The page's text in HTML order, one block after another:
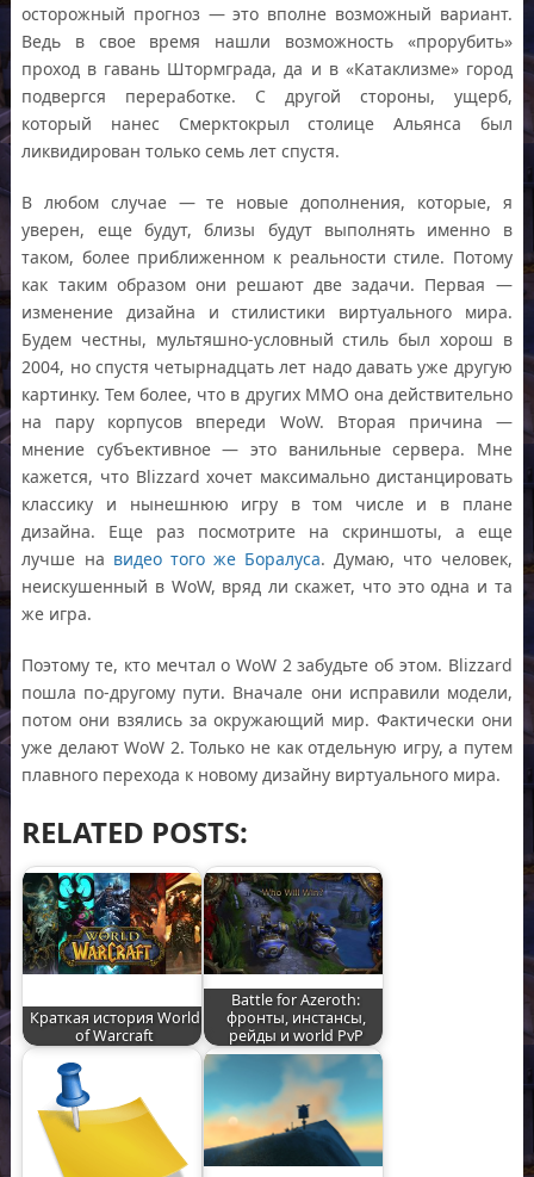
осторожный прогноз — это вполне возможный вариант.
Ведь в свое время нашли возможность «прорубить»
проход в гавань Штормграда, да и в «Катаклизме» город
подвергся переработке. С другой стороны, ущерб,
который нанес Смерктокрыл столице Альянса был
ликвидирован только семь лет спустя.
В любом случае — те новые дополнения, которые, я
уверен, еще будут, близы будут выполнять именно в
таком, более приближенном к реальности стиле. Потому
как таким образом они решают две задачи. Первая —
изменение дизайна и стилистики виртуального мира.
Будем честны, мультяшно-условный стиль был хорош в
2004, но спустя четырнадцать лет надо давать уже другую
картинку. Тем более, что в других ММО она действительно
на пару корпусов впереди WoW. Вторая причина —
мнение субъективное — это ванильные сервера. Мне
кажется, что Blizzard хочет максимально дистанцировать
классику и нынешнюю игру в том числе и в плане
дизайна. Еще раз посмотрите на скриншоты, а еще
лучше на видео того же Боралуса. Думаю, что человек,
неискушенный в WoW, вряд ли скажет, что это одна и та
же игра.
Поэтому те, кто мечтал о WoW 2 забудьте об этом. Blizzard
пошла по-другому пути. Вначале они исправили модели,
потом они взялись за окружающий мир. Фактически они
уже делают WoW 2. Только не как отдельную игру, а путем
плавного перехода к новому дизайну виртуального мира.
RELATED POSTS:
Краткая история World
of Warcraft
Battle for Azeroth:
фронты, инстансы,
рейды и world PvP